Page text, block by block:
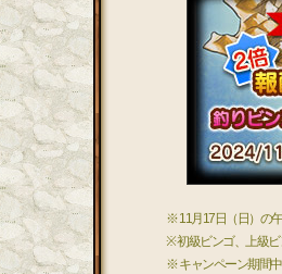
※ 11月17日（日）の
※ 初級ビンゴ、上級
※ キャンペーン期間